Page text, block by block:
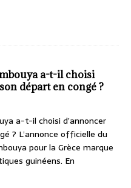
a-t-il choisi
départ en congé ?
a-t-il choisi d’annoncer
? L’annonce officielle du
pour la Grèce marque
guinéens. En